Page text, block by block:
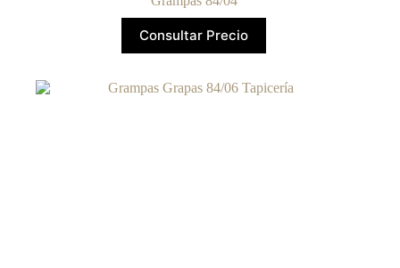
Consultar Precio